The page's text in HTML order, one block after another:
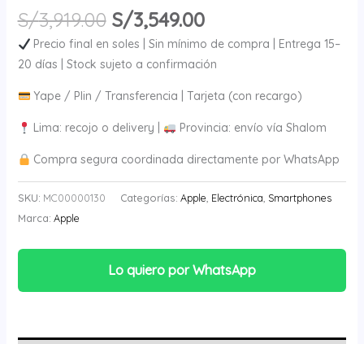
S/3,919.00 S/3,549.00
Precio final en soles | Sin mínimo de compra | Entrega 15–
20 días | Stock sujeto a confirmación
Yape / Plin / Transferencia | Tarjeta (con recargo)
Lima: recojo o delivery | Provincia: envío vía Shalom
Compra segura coordinada directamente por WhatsApp
SKU: MC00000130 Categorías: Apple Electrónica Smartphones
Marca: Apple
Lo quiero por WhatsApp